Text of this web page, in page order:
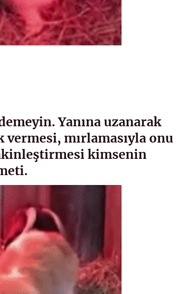
Yanına uzanarak
vermesi, mırlamasıyla onu
kimsenin